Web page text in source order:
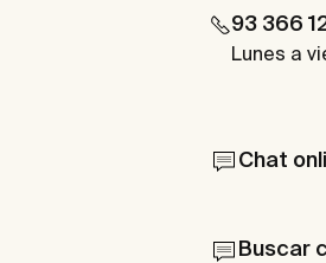
93 366
Lunes a
Chat
Buscar